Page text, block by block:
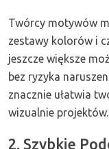
Twórcy motywów
zestawy kolorów i
jeszcze większe
bez ryzyka
znacznie ułatwia
wizualnie projektów.
2. Szybkie